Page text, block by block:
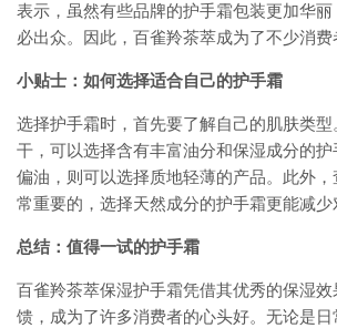
表示，虽然有些品牌的护手霜包装更加华
必出众。因此，百雀羚茶萃成为了不少消费
小贴士：如何选择适合自己的护手霜
选择护手霜时，首先要了解自己的肌肤类
干，可以选择含有丰富油分和保湿成分的
偏油，则可以选择质地轻薄的产品。此外
常重要的，选择天然成分的护手霜更能减少
总结：值得一试的护手霜
百雀羚茶萃保湿护手霜凭借其优秀的保湿效
馈，成为了许多消费者的心头好。无论是